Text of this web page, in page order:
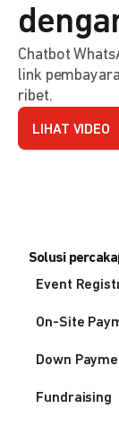
Chatbot
link
ribet.
LIHAT VIDEO
Solusi
Event
On-Site
Down
Fundraising